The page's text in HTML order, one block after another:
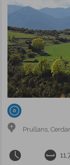
Prullans,